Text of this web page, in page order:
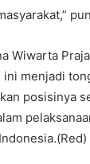
Wiwarta
ini menjadi
posisinya